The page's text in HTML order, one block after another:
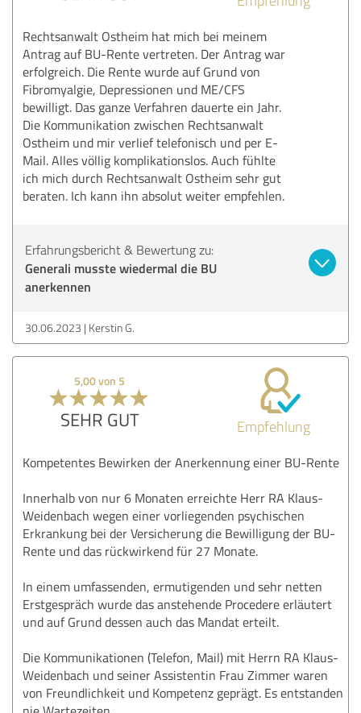
Rechtsanwalt Ostheim hat mich bei meinem
Antrag auf BU-Rente vertreten. Der Antrag war
erfolgreich. Die Rente wurde auf Grund von
Fibromyalgie, Depressionen und ME/CFS
bewilligt. Das ganze Verfahren dauerte ein Jahr.
Die Kommunikation zwischen Rechtsanwalt
Ostheim und mir verlief telefonisch und per E-
Mail. Alles völlig komplikationslos. Auch fühlte
ich mich durch Rechtsanwalt Ostheim sehr gut
beraten. Ich kann ihn absolut weiter empfehlen.
Erfahrungsbericht & Bewertung zu:
Generali musste wiedermal die BU
anerkennen
30.06.2023 Kerstin G.
5,00 von 5
SEHR GUT Empfehlung
Kompetentes Bewirken der Anerkennung einer BU-Rente
Innerhalb von nur 6 Monaten erreichte Herr RA Klaus-
Weidenbach wegen einer vorliegenden psychischen
Erkrankung bei der Versicherung die Bewilligung der BU-
Rente und das rückwirkend für 27 Monate.
In einem umfassenden, ermutigenden und sehr netten
Erstgespräch wurde das anstehende Procedere erläutert
und auf Grund dessen auch das Mandat erteilt.
Die Kommunikationen (Telefon, Mail) mit Herrn RA Klaus-
Weidenbach und seiner Assistentin Frau Zimmer waren
von Freundlichkeit und Kompetenz geprägt. Es entstanden